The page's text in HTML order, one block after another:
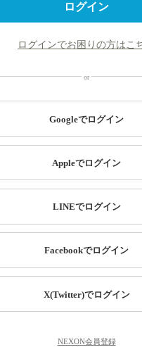
ログイン
ログインでお困りの方はこ
Googleでログイン
Appleでログイン
LINEでログイン
Facebookでログイン
X(Twitter)でログイン
NEXON会員登録